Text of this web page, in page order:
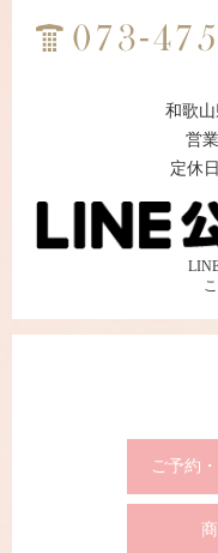
和歌
営
定休
ご予約